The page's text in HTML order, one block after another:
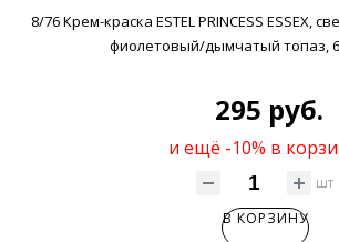
8/76 Крем-краска ESTEL PRINCESS ESSEX,
фиолетовый/дымчатый топаз,
295 руб.
и ещё -10% в
шт
В КОРЗИНУ